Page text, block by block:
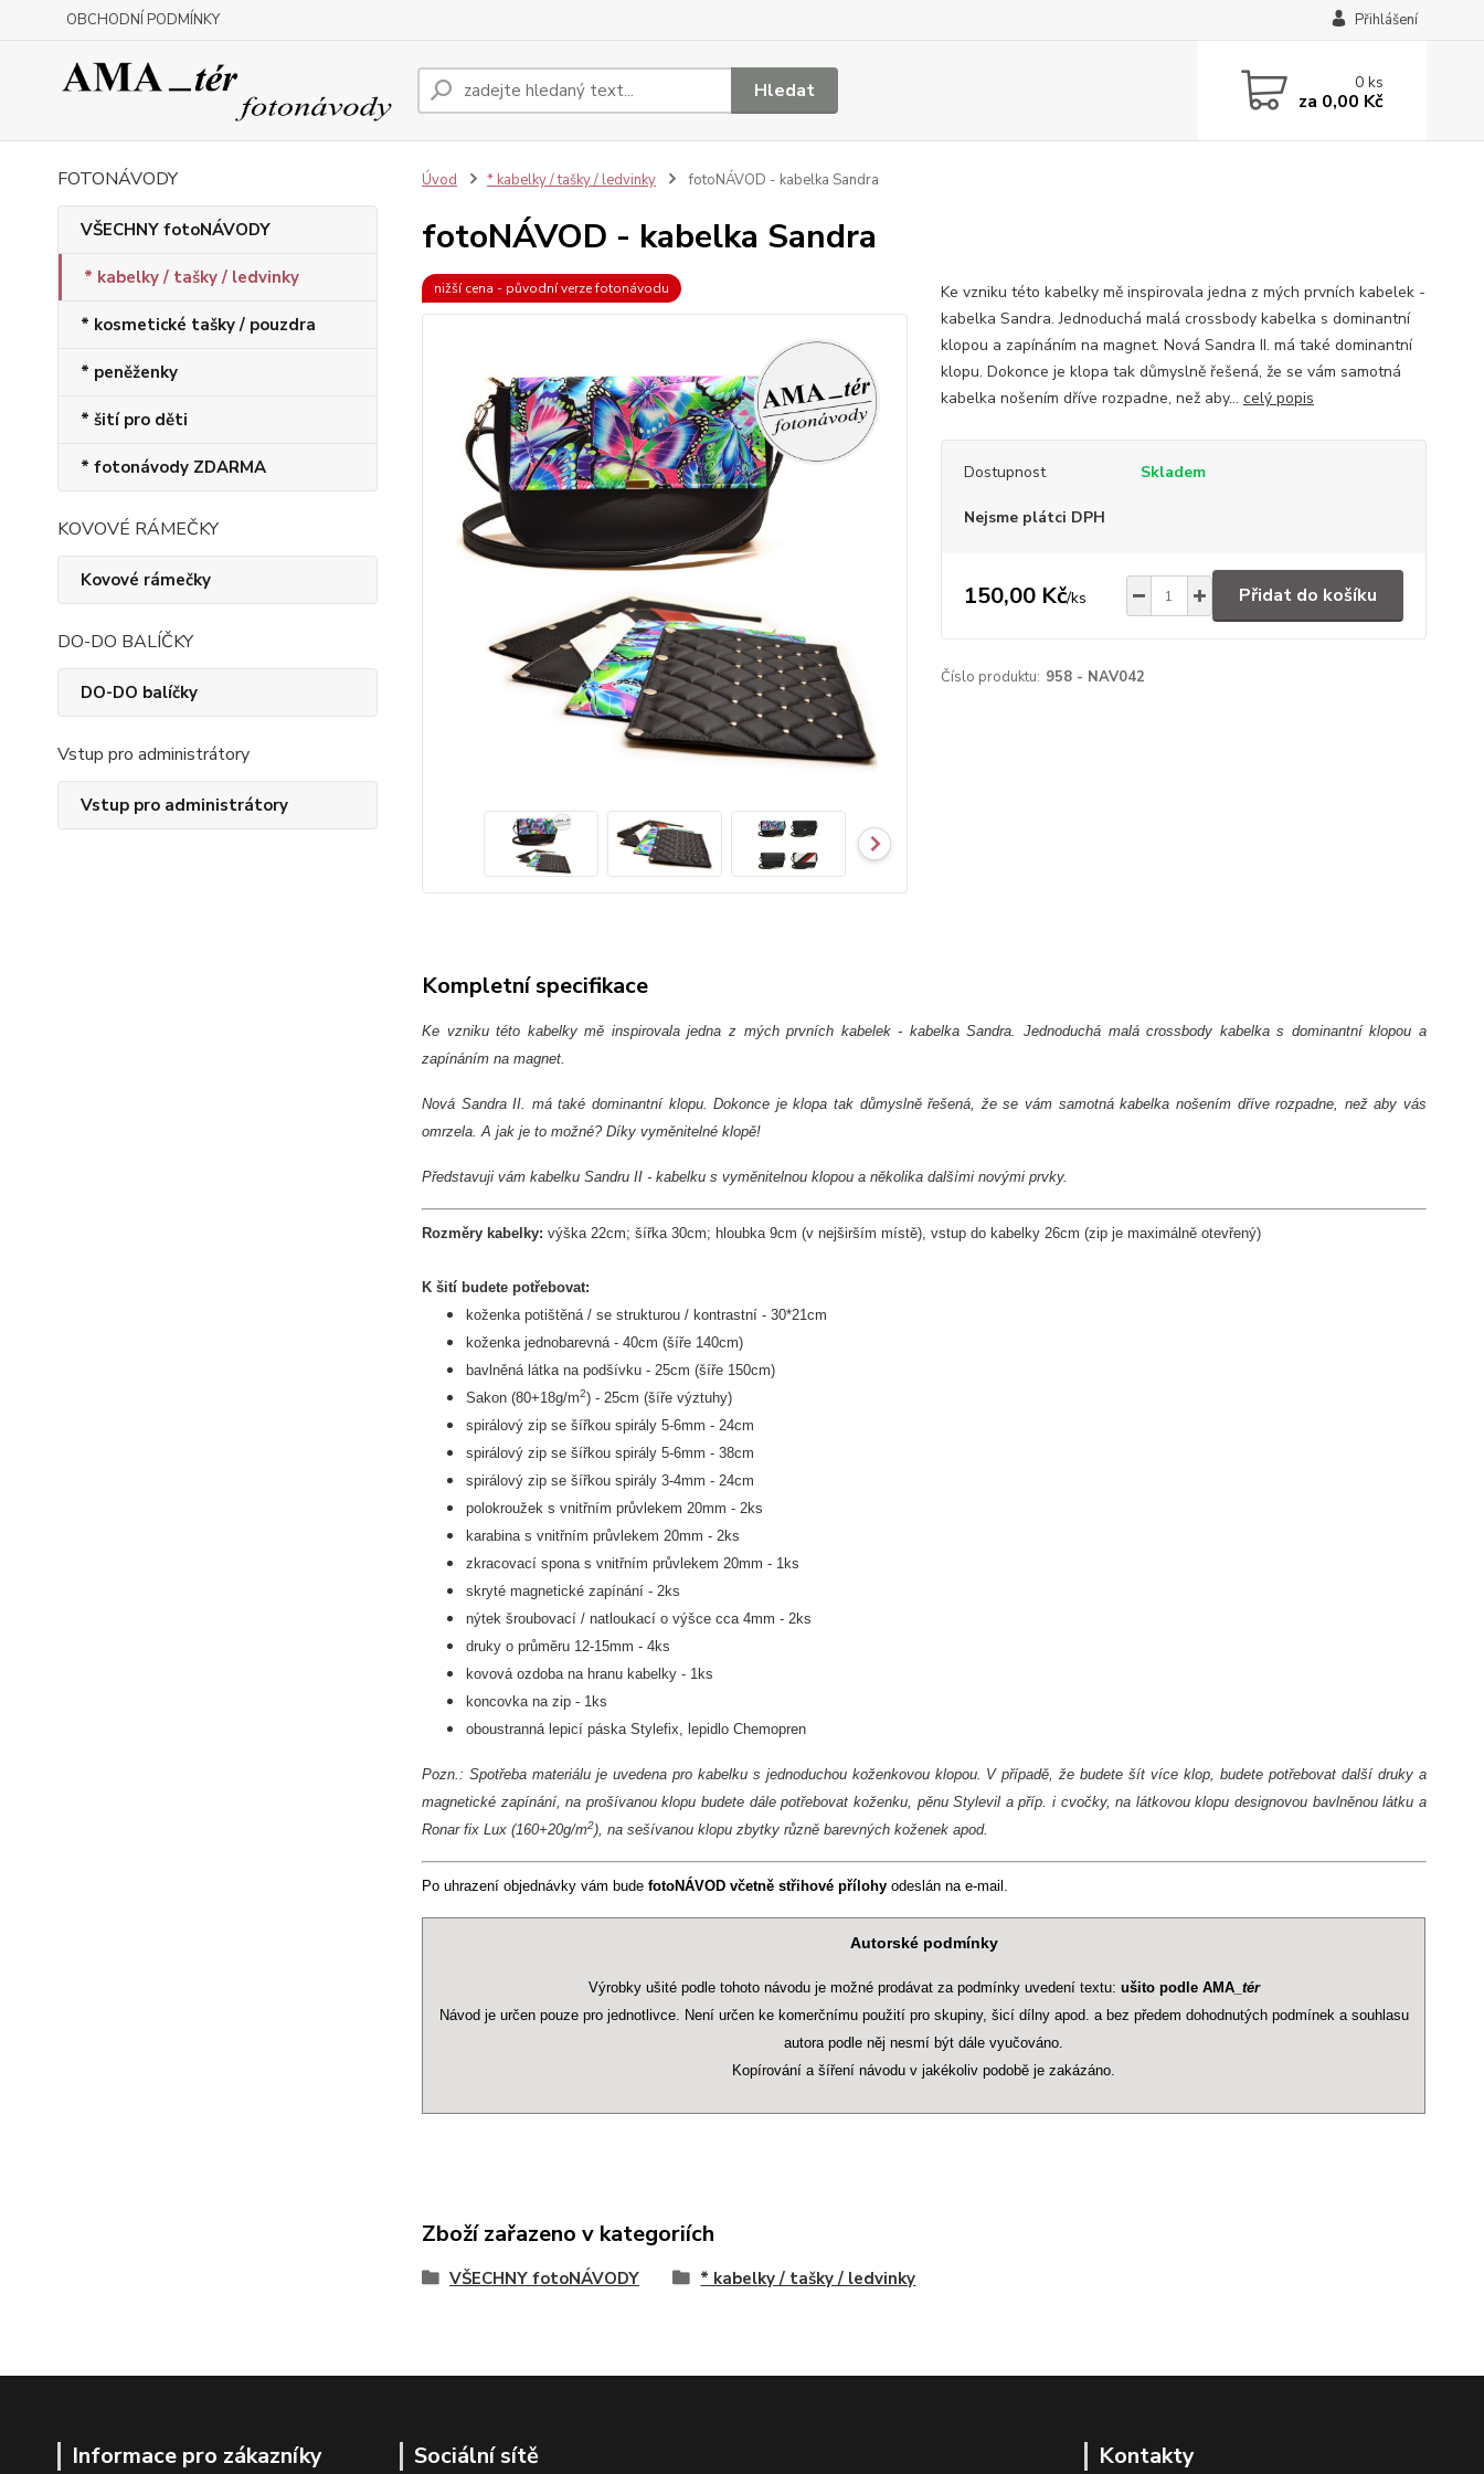
OBCHODNÍ PODMÍNKY Přihlášení
Hledat 0ks
za 0,00 Kč
FOTONÁVODY
VŠECHNY fotoNÁVODY
* kabelky / tašky / ledvinky
* kosmetické tašky / pouzdra
* peněženky
* šití pro děti
* fotonávody ZDARMA
KOVOVÉ RÁMEČKY
Kovové rámečky
DO-DO BALÍČKY
DO-DO balíčky
Vstup pro administrátory
Vstup pro administrátory
Úvod * kabelky / tašky / ledvinky fotoNÁVOD - kabelka Sandra
fotoNÁVOD - kabelka Sandra
nižší cena - původní verze fotonávodu
Ke vzniku této kabelky mě inspirovala jedna z mých prvních kabelek -
kabelka Sandra. Jednoduchá malá crossbody kabelka s dominantní
klopou a zapínáním na magnet. Nová Sandra II. má také dominantní
klopu. Dokonce je klopa tak důmyslně řešená, že se vám samotná
kabelka nošením dříve rozpadne, než aby... celý popis
Dostupnost Skladem
Nejsme plátci DPH
150,00 Kč/ks Přidat do košíku
Číslo produktu: 958 - NAV042
Kompletní specifikace
Ke vzniku této kabelky mě inspirovala jedna z mých prvních kabelek - kabelka Sandra. Jednoduchá malá crossbody kabelka s dominantní klopou a
zapínáním na magnet.
Nová Sandra II. má také dominantní klopu. Dokonce je klopa tak důmyslně řešená, že se vám samotná kabelka nošením dříve rozpadne, než aby vás
omrzela. A jak je to možné? Díky vyměnitelné klopě!
Představuji vám kabelku Sandru II - kabelku s vyměnitelnou klopou a několika dalšími novými prvky.
Rozměry kabelky: výška 22cm; šířka 30cm; hloubka 9cm (v nejširším místě), vstup do kabelky 26cm (zip je maximálně otevřený)
K šití budete potřebovat:
koženka potištěná / se strukturou / kontrastní - 30*21cm
koženka jednobarevná - 40cm (šíře 140cm)
bavlněná látka na podšívku - 25cm (šíře 150cm)
Sakon (80+18g/m2) - 25cm (šíře výztuhy)
spirálový zip se šířkou spirály 5-6mm - 24cm
spirálový zip se šířkou spirály 5-6mm - 38cm
spirálový zip se šířkou spirály 3-4mm - 24cm
polokroužek s vnitřním průvlekem 20mm - 2ks
karabina s vnitřním průvlekem 20mm - 2ks
zkracovací spona s vnitřním průvlekem 20mm - 1ks
skryté magnetické zapínání - 2ks
nýtek šroubovací / natloukací o výšce cca 4mm - 2ks
druky o průměru 12-15mm - 4ks
kovová ozdoba na hranu kabelky - 1ks
koncovka na zip - 1ks
oboustranná lepicí páska Stylefix, lepidlo Chemopren
Pozn.: Spotřeba materiálu je uvedena pro kabelku s jednoduchou koženkovou klopou. V případě, že budete šít více klop, budete potřebovat další druky a
magnetické zapínání, na prošívanou klopu budete dále potřebovat koženku, pěnu Stylevil a příp. i cvočky, na látkovou klopu designovou bavlněnou látku a
Ronar fix Lux (160+20g/m2), na sešívanou klopu zbytky různě barevných koženek apod.
Po uhrazení objednávky vám bude fotoNÁVOD včetně střihové přílohy odeslán na e-mail.
Autorské podmínky
Výrobky ušité podle tohoto návodu je možné prodávat za podmínky uvedení textu: ušito podle AMA_tér
Návod je určen pouze pro jednotlivce. Není určen ke komerčnímu použití pro skupiny, šicí dílny apod. a bez předem dohodnutých podmínek a souhlasu
autora podle něj nesmí být dále vyučováno.
Kopírování a šíření návodu v jakékoliv podobě je zakázáno.
Zboží zařazeno v kategoriích
VŠECHNY fotoNÁVODY * kabelky / tašky / ledvinky
Informace pro zákazníky Sociální sítě Kontakty